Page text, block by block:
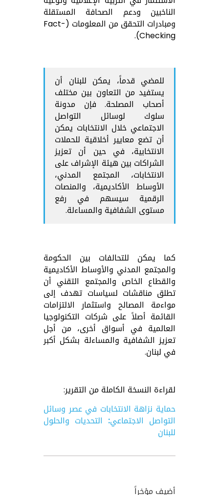
الناخبين ودعم الصحافة المستقلة
ومبادرات التحقق من المعلومات (Fact-
Checking).
للمضي قدماً، يمكن للبنان أن
يستفيد من التعاون بين مختلف
أصحاب المصلحة. فإن مدونة
سلوك لوسائل التواصل
الاجتماعي خلال الانتخابات يمكن
أن تضع معايير أخلاقية للحملات
الانتخابية، في حين أن تعزيز
الشراكات بين هيئة الإشراف على
الانتخابات، المجتمع المدني،
الأوساط الأكاديمية، والمنصات
الرقمية سيسهم في رفع
مستوى الشفافية والمساءلة.
كما يمكن للتحالفات بين الحكومة
والمجتمع المدني والأوساط الأكاديمية
والقطاع الخاص والمجتمع التقني أن
تطلق مناقشات لسياسات تهدف إلى
مواءمة المصالح واستثمار الالتزامات
القائمة أصلاً على شركات التكنولوجيا
العالمية في أسواق أخرى، من أجل
تعزيز الشفافية والمساءلة بشكل أكبر
في لبنان.
لقراءة النسخة الكاملة من التقرير:
حماية نزاهة الانتخابات في عصر وسائل
التواصل الاجتماعي: التحديات والحلول
للبنان
أضيف مؤخراً